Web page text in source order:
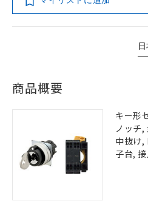
商品概要
キー形
ノッチ,
中抜け,
子台,